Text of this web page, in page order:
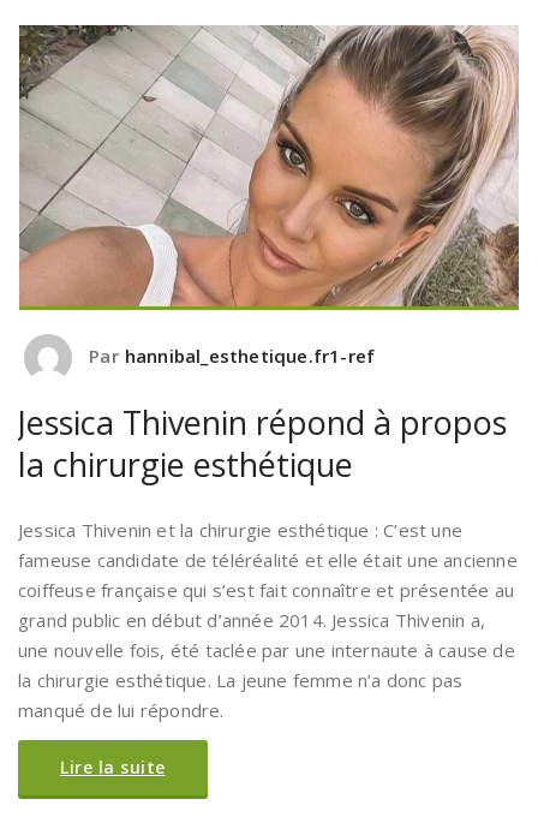
Par hannibal_esthetique.fr1-ref
Jessica Thivenin répond à propos
la chirurgie esthétique
Jessica Thivenin et la chirurgie esthétique : C’est une
fameuse candidate de téléréalité et elle était une ancienne
coiffeuse française qui s’est fait connaître et présentée au
grand public en début d’année 2014. Jessica Thivenin a,
une nouvelle fois, été taclée par une internaute à cause de
la chirurgie esthétique. La jeune femme n’a donc pas
manqué de lui répondre.
Lire la suite